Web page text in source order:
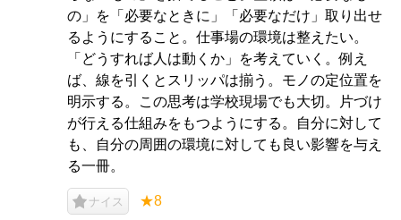
の」を「必要なときに」「必要なだけ」取り出せ
るようにすること。仕事場の環境は整えたい。
「どうすれば人は動くか」を考えていく。例え
ば、線を引くとスリッパは揃う。モノの定位置を
明示する。この思考は学校現場でも大切。片づけ
が行える仕組みをもつようにする。自分に対して
も、自分の周囲の環境に対しても良い影響を与え
る一冊。
ナイス ★8